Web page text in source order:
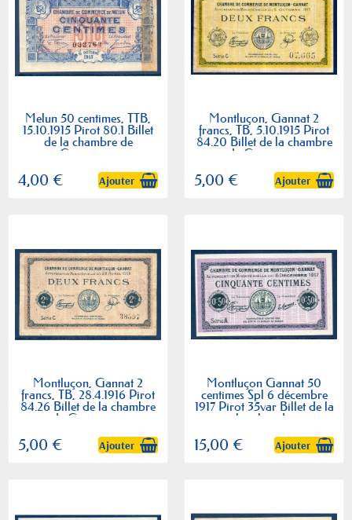
Melun 50 centimes, TTB,
15.10.1915 Pirot 80.1 Billet
de la chambre de
Commerce
4,00 € Ajouter
Montluçon, Gannat 2
francs, TB, 5.10.1915 Pirot
84.20 Billet de la chambre
de Commerce
5,00 € Ajouter
Montluçon, Gannat 2
francs, TB, 28.4.1916 Pirot
84.26 Billet de la chambre
de Commerce
5,00 € Ajouter
Montluçon Gannat 50
centimes Spl 6 décembre
1917 Pirot 35var Billet de la
chambre de...
15,00 € Ajouter